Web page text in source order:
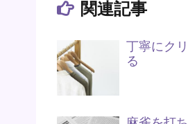
関連記事
丁寧にク
る